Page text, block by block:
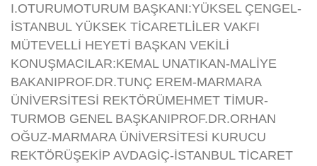
I.OTURUMOTURUM BAŞKANI:YÜKSEL ÇENGEL-
İSTANBUL YÜKSEK TİCARETLİLER VAKFI
MÜTEVELLİ HEYETİ BAŞKAN VEKİLİ
KONUŞMACILAR:KEMAL UNATIKAN-MALİYE
BAKANIPROF.DR.TUNÇ EREM-MARMARA
ÜNİVERSİTESİ REKTÖRÜMEHMET TİMUR-
TURMOB GENEL BAŞKANIPROF.DR.ORHAN
OĞUZ-MARMARA ÜNİVERSİTESİ KURUCU
REKTÖRÜŞEKİP AVDAGİÇ-İSTANBUL TİCARET